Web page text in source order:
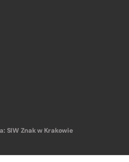
SIW Znak w Krakowie